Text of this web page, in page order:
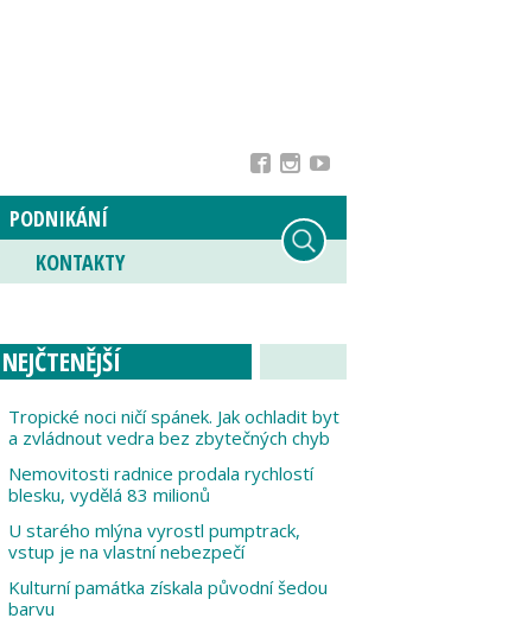
PODNIKÁNÍ
KONTAKTY
NEJČTENĚJŠÍ
Tropické noci ničí spánek. Jak ochladit byt
a zvládnout vedra bez zbytečných chyb
Nemovitosti radnice prodala rychlostí
blesku, vydělá 83 milionů
U starého mlýna vyrostl pumptrack,
vstup je na vlastní nebezpečí
Kulturní památka získala původní šedou
barvu